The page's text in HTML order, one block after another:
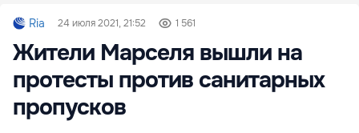
Ria 24 июля 2021, 21:52 1 561
Жители Марселя вышли на
протесты против санитарных
пропусков